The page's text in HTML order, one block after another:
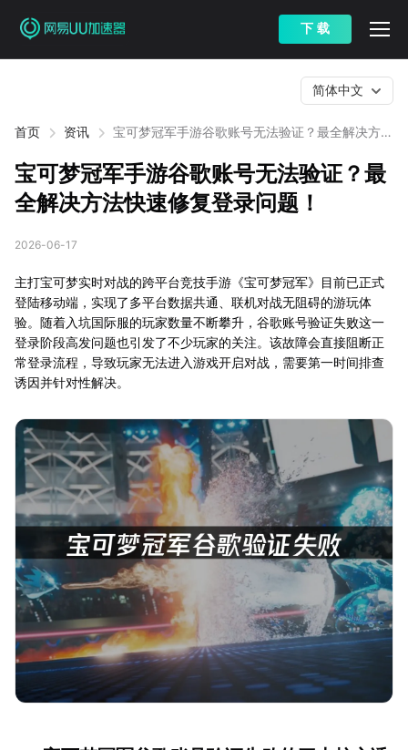
下 载
首页 资讯
宝可梦冠军手游谷歌账号无法验证？最全解决方法
简体中文
宝可梦冠军手游谷歌账号无法验证？最
全解决方法快速修复登录问题！
2026-06-17
主打宝可梦实时对战的跨平台竞技手游《宝可梦冠军》目前已正式
登陆移动端，实现了多平台数据共通、联机对战无阻碍的游玩体
验。随着入坑国际服的玩家数量不断攀升，谷歌账号验证失败这一
登录阶段高发问题也引发了不少玩家的关注。该故障会直接阻断正
常登录流程，导致玩家无法进入游戏开启对战，需要第一时间排查
诱因并针对性解决。